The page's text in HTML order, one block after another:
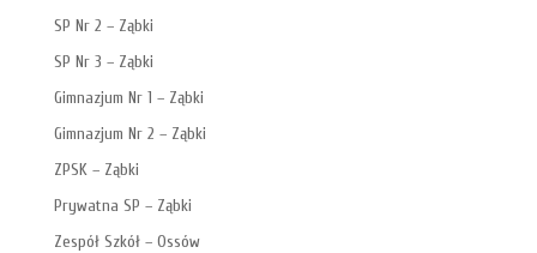
SP Nr 2 – Ząbki
SP Nr 3 – Ząbki
Gimnazjum Nr 1 – Ząbki
Gimnazjum Nr 2 – Ząbki
ZPSK – Ząbki
Prywatna SP – Ząbki
Zespół Szkół – Ossów